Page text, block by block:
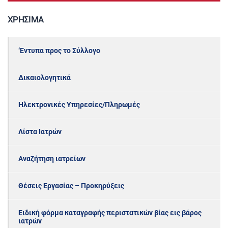
ΧΡΉΣΙΜΑ
‘Εντυπα προς το Σύλλογο
Δικαιολογητικά
Ηλεκτρονικές Υπηρεσίες/Πληρωμές
Λίστα Ιατρών
Αναζήτηση ιατρείων
Θέσεις Εργασίας – Προκηρύξεις
Ειδική φόρμα καταγραφής περιστατικών βίας εις βάρος
ιατρών